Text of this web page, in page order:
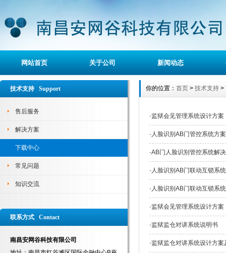
网站首页 关于公司 新闻动态
技术支持 Support
售后服务
解决方案
下载中心
常见问题
知识交流
联系方式 Contact
南昌安网谷科技有限公司
你的位置： 首页 > 技术支持 >
·监狱会见管理系统设计方案
· 人脸识别AB门管控系统方
·AB门人脸识别管控系统解
· 人脸识别AB门联动互锁系
· 人脸识别AB门联动互锁系
·监狱会见管理系统设计方案
·监狱监仓对讲系统说明书
·监狱监仓对讲系统设计方案